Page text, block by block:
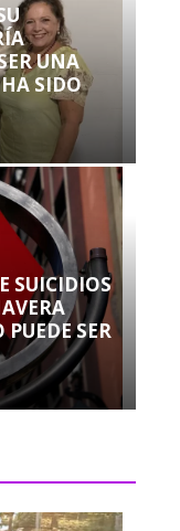
UNA
SIDO
SUICIDIOS
PUEDE SER